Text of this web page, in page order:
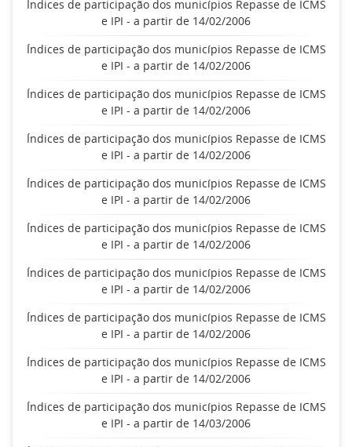
Índices de participação dos municípios Repasse de ICMS
e IPI - a partir de 14/02/2006
Índices de participação dos municípios Repasse de ICMS
e IPI - a partir de 14/02/2006
Índices de participação dos municípios Repasse de ICMS
e IPI - a partir de 14/02/2006
Índices de participação dos municípios Repasse de ICMS
e IPI - a partir de 14/02/2006
Índices de participação dos municípios Repasse de ICMS
e IPI - a partir de 14/02/2006
Índices de participação dos municípios Repasse de ICMS
e IPI - a partir de 14/02/2006
Índices de participação dos municípios Repasse de ICMS
e IPI - a partir de 14/02/2006
Índices de participação dos municípios Repasse de ICMS
e IPI - a partir de 14/02/2006
Índices de participação dos municípios Repasse de ICMS
e IPI - a partir de 14/02/2006
Índices de participação dos municípios Repasse de ICMS
e IPI - a partir de 14/03/2006